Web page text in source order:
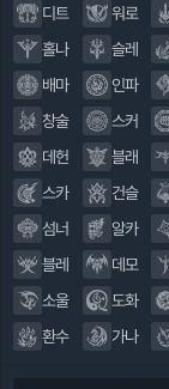
디트 워로
홀나
슬레
배마
인파
창술
스커
데헌
블래
스카
건슬
섬너
알카
블레
데모
소울
도화
환수
가나